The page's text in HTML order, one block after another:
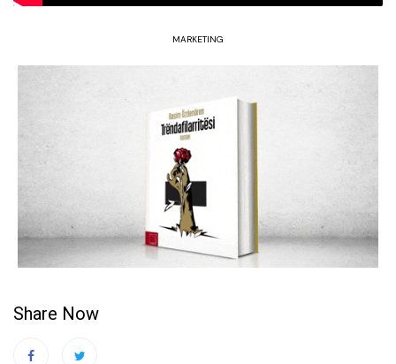
MARKETING
Share Now